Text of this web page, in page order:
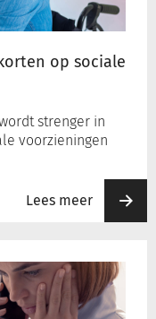
op sociale
strenger in
voorzieningen
Lees meer